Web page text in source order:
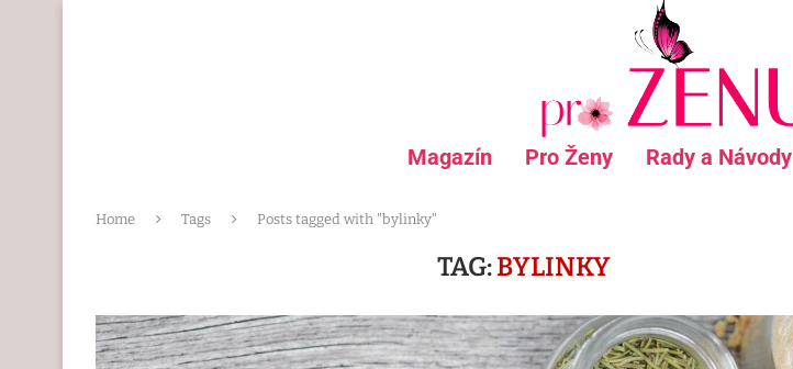
Magazín Pro Ženy Rady a Návody
Home Tags Posts tagged with "bylinky"
TAG:BYLINKY